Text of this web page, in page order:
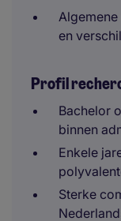
en
Profil
Bachelor
binnen
Enkele
Sterke